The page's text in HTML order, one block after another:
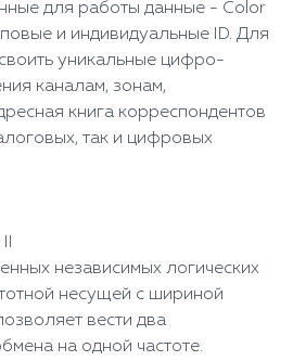
для работы данные - Color
и индивидуальные ID. Для
уникальные цифро-
каналам, зонам,
книга корреспондентов
так и цифровых
независимых логических
несущей с шириной
вести два
на одной частоте.